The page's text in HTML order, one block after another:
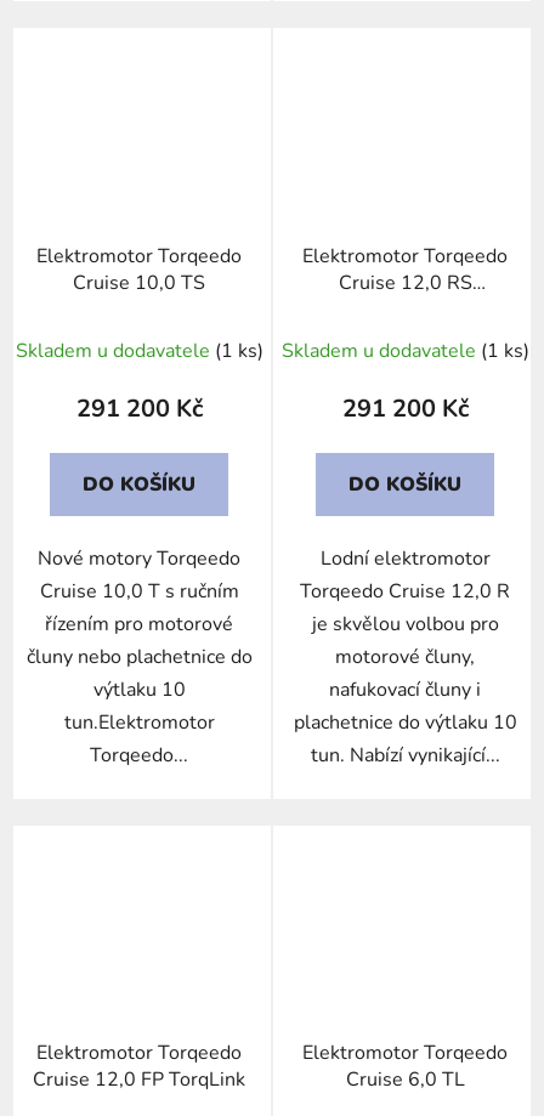
Elektromotor Torqeedo
Cruise 10,0 TS
Skladem u dodavatele (1 ks)
291 200 Kč
DO KOŠÍKU
Nové motory Torqeedo
Cruise 10,0 T s ručním
řízením pro motorové
čluny nebo plachetnice do
výtlaku 10
tun.Elektromotor
Torqeedo...
Elektromotor Torqeedo
Cruise 12,0 RS
Skladem u dodavatele (1 ks)
291 200 Kč
DO KOŠÍKU
Lodní elektromotor
Torqeedo Cruise 12,0 R
je skvělou volbou pro
motorové čluny,
nafukovací čluny i
plachetnice do výtlaku 10
tun. Nabízí vynikající...
Elektromotor Torqeedo
Cruise 12,0 FP TorqLink
Elektromotor Torqeedo
Cruise 6,0 TL